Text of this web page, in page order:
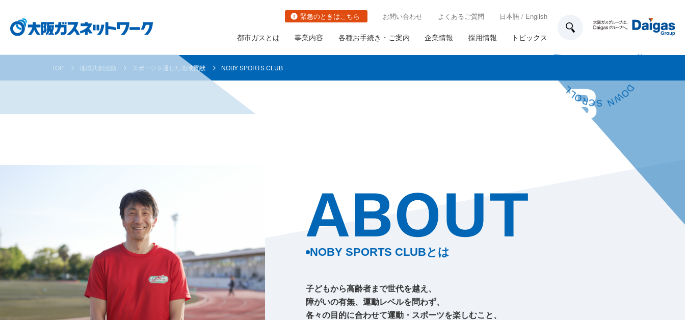
緊急のときはこちら お問い合わせ よくあるご質問 日本語 / English
都市ガスとは
都市ガスとは
事業内容
事業内容
地域共創活動
各種お手続き・ご案内
各種お手続き・ご案内
ガスメーターの取り替え
について
建設事業者さま 敷地内・建物内で工事をする際のお願い 万一、ガス管を破損したときは
工務店さま
ガス栓の増設と取り替え
過去に完了したガス工事情報
企業情報
企業情報
資材調達
採用情報
採用情報
数字で見る大阪ガスネットワーク
トピックス
TOP 地域共創活動 スポーツを通じた地域貢献 NOBY SPORTS CLUB
NOBY SPORTS CLUB
S
C
R
W
N CROLL
R
O
L
L
D
O
W
N
ABOUT
NOBY SPORTS CLUBとは
子どもから高齢者まで世代を越え、
障がいの有無、運動レベルを問わず、
各々の目的に合わせて運動・スポーツを楽しむこと、